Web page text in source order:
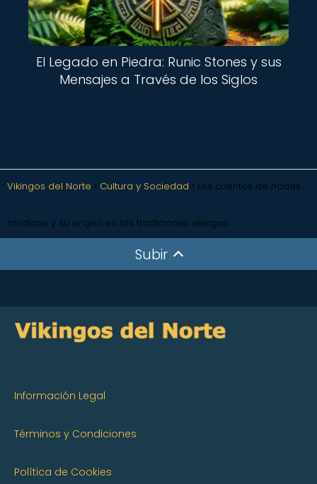
El Legado en Piedra: Runic Stones y sus
Mensajes a Través de los Siglos
Vikingos del Norte Cultura y Sociedad Los cuentos de hadas
nórdicos y su origen en las tradiciones vikingas
Subir
Información Legal
Términos y Condiciones
Política de Cookies